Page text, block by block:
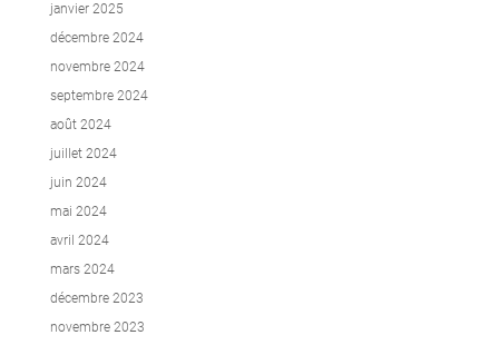
janvier 2025
décembre 2024
novembre 2024
septembre 2024
août 2024
juillet 2024
juin 2024
mai 2024
avril 2024
mars 2024
décembre 2023
novembre 2023